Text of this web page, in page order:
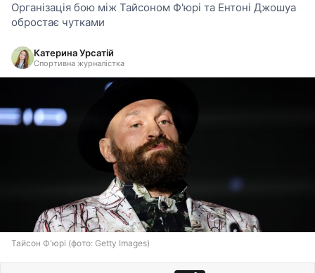
Організація бою між Тайсоном Ф'юрі та Ентоні Джошуа
обростає чутками
Катерина Урсатій
Спортивна журналістка
Тайсон Ф'юрі (фото: Getty Images)